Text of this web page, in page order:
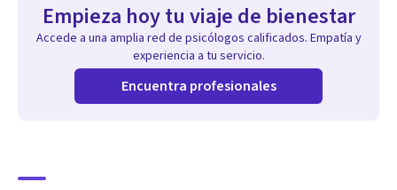
Empieza hoy tu viaje de bienestar
Accede a una amplia red de psicólogos calificados. Empatía y
experiencia a tu servicio.
Encuentra profesionales